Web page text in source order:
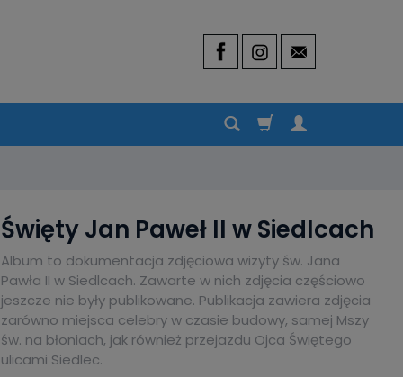
Święty Jan Paweł II w Siedlcach
Album to dokumentacja zdjęciowa wizyty św. Jana
Pawła II w Siedlcach. Zawarte w nich zdjęcia częściowo
jeszcze nie były publikowane. Publikacja zawiera zdjęcia
zarówno miejsca celebry w czasie budowy, samej Mszy
św. na błoniach, jak również przejazdu Ojca Świętego
ulicami Siedlec.